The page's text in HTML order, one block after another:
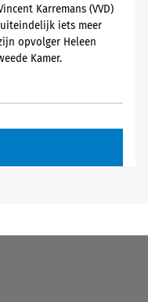
Karremans (VVD)
iets meer
opvolger Heleen
Kamer.